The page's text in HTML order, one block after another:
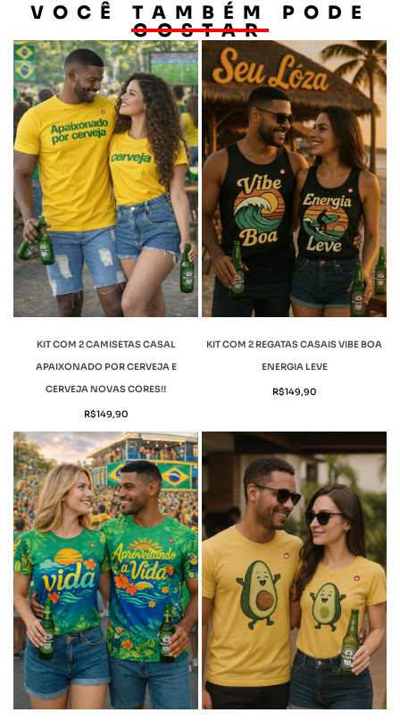
VOCÊ TAMBÉM PODE
GOSTAR
KIT COM 2 CAMISETAS CASAL
APAIXONADO POR CERVEJA E
CERVEJA NOVAS CORES!!
R$149,90
KIT COM 2 REGATAS CASAIS VIBE BOA
ENERGIA LEVE
R$149,90